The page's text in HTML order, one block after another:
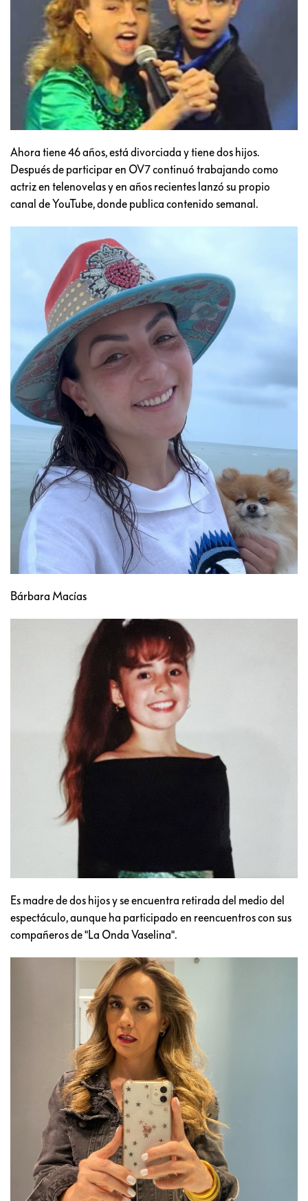
Ahora tiene 46 años, está divorciada y tiene dos hijos.
Después de participar en OV7 continuó trabajando como
actriz en telenovelas y en años recientes lanzó su propio
canal de YouTube, donde publica contenido semanal.
Bárbara Macías
Es madre de dos hijos y se encuentra retirada del medio del
espectáculo, aunque ha participado en reencuentros con sus
compañeros de "La Onda Vaselina".